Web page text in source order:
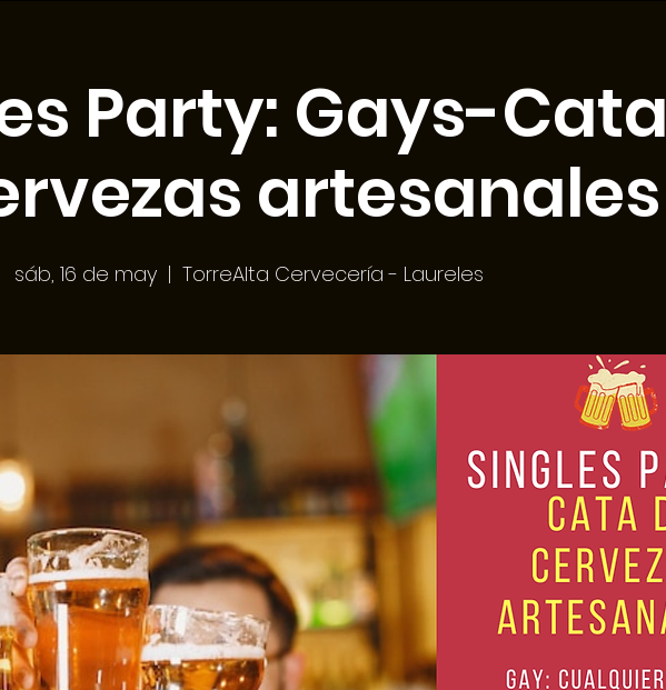
Party: Gays-Cata
artesanales
sáb, 16 de may
  |
TorreAlta Cervecería - Laureles